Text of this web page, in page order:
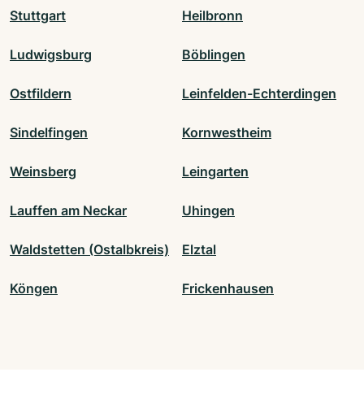
Stuttgart Heilbronn
Ludwigsburg Böblingen
Ostfildern Leinfelden-Echterdingen
Sindelfingen Kornwestheim
Weinsberg Leingarten
Lauffen am Neckar Uhingen
Waldstetten (Ostalbkreis) Elztal
Köngen Frickenhausen